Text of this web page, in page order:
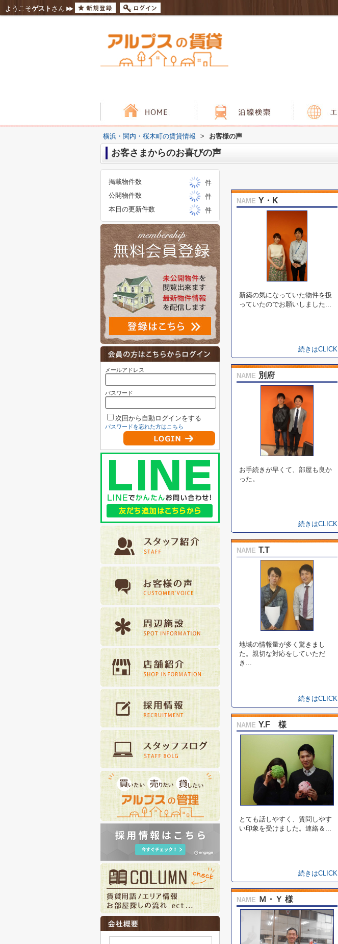
ようこそゲスト さん
横浜・関内・桜木町の賃貸情報 > お客様の声
お客さまからのお喜びの声
NAME Y・K
新築の気になっていた物件を扱
っていたのでお願いしました...
続きはCLICK
NAME 別府
お手続きが早くて、部屋も良か
った。
続きはCLICK
NAME T.T
地域の情報量が多く驚きまし
た。親切な対応をしていただ
き...
続きはCLICK
NAME Y.F 様
とても話しやすく、質問しやす
い印象を受けました。連絡＆...
続きはCLICK
NAME Ｍ・Ｙ 様
掲載物件数
件
公開物件数
件
本日の更新件数
件
メールアドレス
パスワード
次回から自動ログインをする
パスワードを忘れた方はこちら